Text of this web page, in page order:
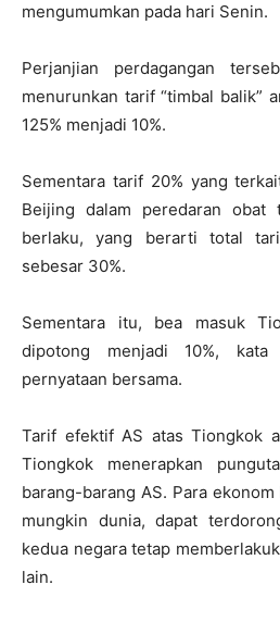
mengumumkan pada hari Senin.
Perjanjian perdagangan
menurunkan tarif “timbal balik”
125% menjadi 10%.
Sementara tarif 20% yang
Beijing dalam peredaran obat
berlaku, yang berarti total
sebesar 30%.
Sementara itu, bea masuk
dipotong menjadi 10%,
pernyataan bersama.
Tarif efektif AS atas Tiongkok
Tiongkok menerapkan
barang-barang AS. Para
mungkin dunia, dapat
kedua negara tetap
lain.